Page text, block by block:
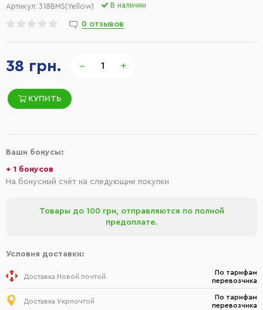
38 грн. − +
КУПИТЬ
Артикул: 318BMS(Yellow) В наличии
0 отзывов
Ваши бонусы:
+ 1 бонусов
На бонусный счёт на следующие покупки
Товары до 100 грн, отправляются по полной
предоплате.
Условия доставки:
Доставка Новой почтой
По тарифам
перевозчика
Доставка Укрпочтой
По тарифам
перевозчика